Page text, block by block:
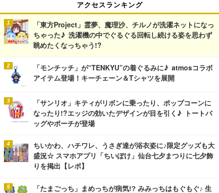
アクセスランキング
「東方Project」霊夢、魔理沙、チルノが洗濯ネットになっ
ちゃった♪ 洗濯機の中でぐるぐる回転し続ける姿を思わず
眺めたくなっちゃう!?
「モンチッチ」が“TENKYU”の着ぐるみに♪ atmosコラボ
アイテム登場！キーチェーン＆Tシャツを展開
「サンリオ」キティがリボンに乗ったり、ポップコーンに
なったり!?エッジの効いたデザインが目を引く♪ トートバ
ッグやポーチが登場
ちいかわ、ハチワレ、うさぎ達が浴衣姿に♪限定グッズも大
盛況☆ スマホアプリ「ちいぽけ」仙台七夕まつりに七夕飾
りを掲出【レポ】
「たまごっち」まめっちが病気!? みみっちはもぐもぐ♪ 生